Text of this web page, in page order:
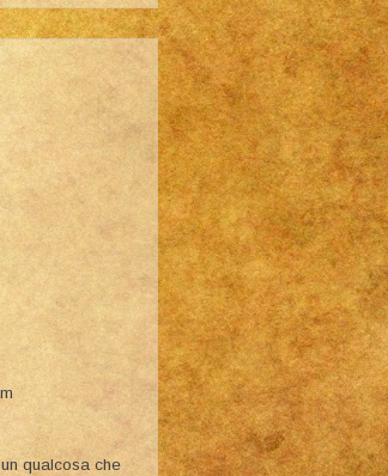
qualcosa che